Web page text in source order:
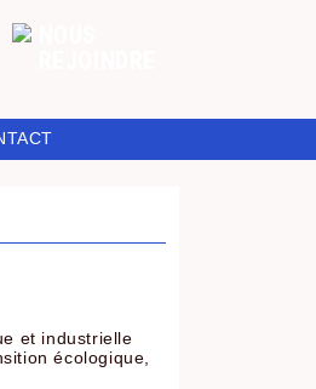
et industrielle
écologique,